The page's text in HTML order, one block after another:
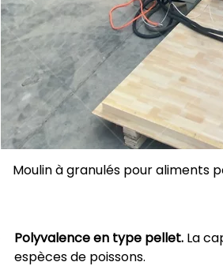
Moulin à granulés pour aliments
Polyvalence en type pellet. La
espèces de poissons.